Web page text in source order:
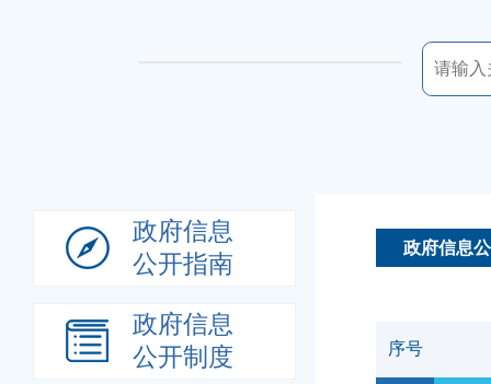
政府信息
公开指南
政府信息
公开制度
政府信息
序号